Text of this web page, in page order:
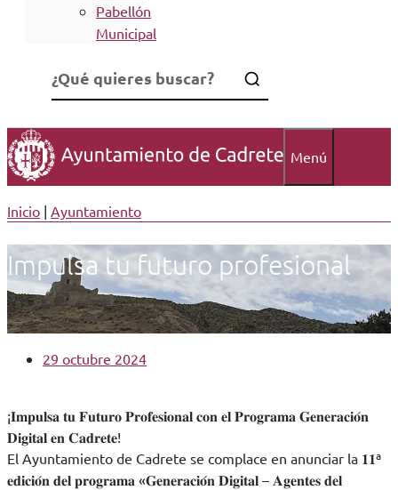
Pabellón
Municipal
Menú
Inicio | Ayuntamiento
Impulsa tu futuro profesional
29 octubre 2024
¡𝐈𝐦𝐩𝐮𝐥𝐬𝐚 𝐭𝐮 𝐅𝐮𝐭𝐮𝐫𝐨 𝐏𝐫𝐨𝐟𝐞𝐬𝐢𝐨𝐧𝐚𝐥 𝐜𝐨𝐧 𝐞𝐥 𝐏𝐫𝐨𝐠𝐫𝐚𝐦𝐚 𝐆𝐞𝐧𝐞𝐫𝐚𝐜𝐢𝐨́𝐧
𝐃𝐢𝐠𝐢𝐭𝐚𝐥 𝐞𝐧 𝐂𝐚𝐝𝐫𝐞𝐭𝐞!
El Ayuntamiento de Cadrete se complace en anunciar la 𝟏𝟏ª
𝐞𝐝𝐢𝐜𝐢𝐨́𝐧 𝐝𝐞𝐥 𝐩𝐫𝐨𝐠𝐫𝐚𝐦𝐚 «𝐆𝐞𝐧𝐞𝐫𝐚𝐜𝐢𝐨́𝐧 𝐃𝐢𝐠𝐢𝐭𝐚𝐥 – 𝐀𝐠𝐞𝐧𝐭𝐞𝐬 𝐝𝐞𝐥